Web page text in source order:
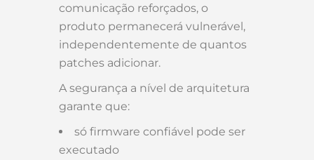
comunicação reforçados, o
produto permanecerá vulnerável,
independentemente de quantos
patches adicionar.
A segurança a nível de arquitetura
garante que:
só firmware confiável pode ser
executado